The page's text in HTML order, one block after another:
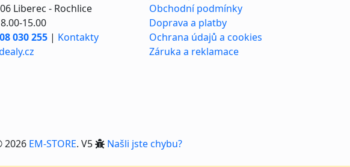
Liberec - Rochlice
15.00
030 255 | Kontakty
Obchodní podmínky
Doprava a platby
Ochrana údajů a cookies
Záruka a reklamace
2026 EM-STORE. V5 Našli jste chybu?